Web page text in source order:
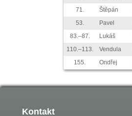
71.
Štěpán
53.
Pavel
83.–87.
Lukáš
110.–113.
Vendula
155.
Ondřej
Kontakt